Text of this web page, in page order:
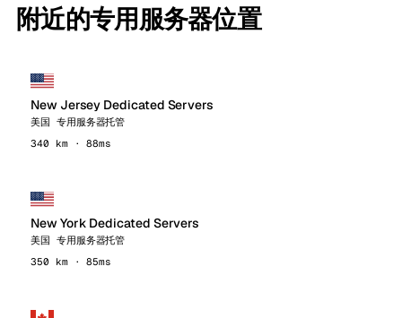
附近的专用服务器位置
New Jersey Dedicated Servers
美国 专用服务器托管
340 km · 88ms
New York Dedicated Servers
美国 专用服务器托管
350 km · 85ms